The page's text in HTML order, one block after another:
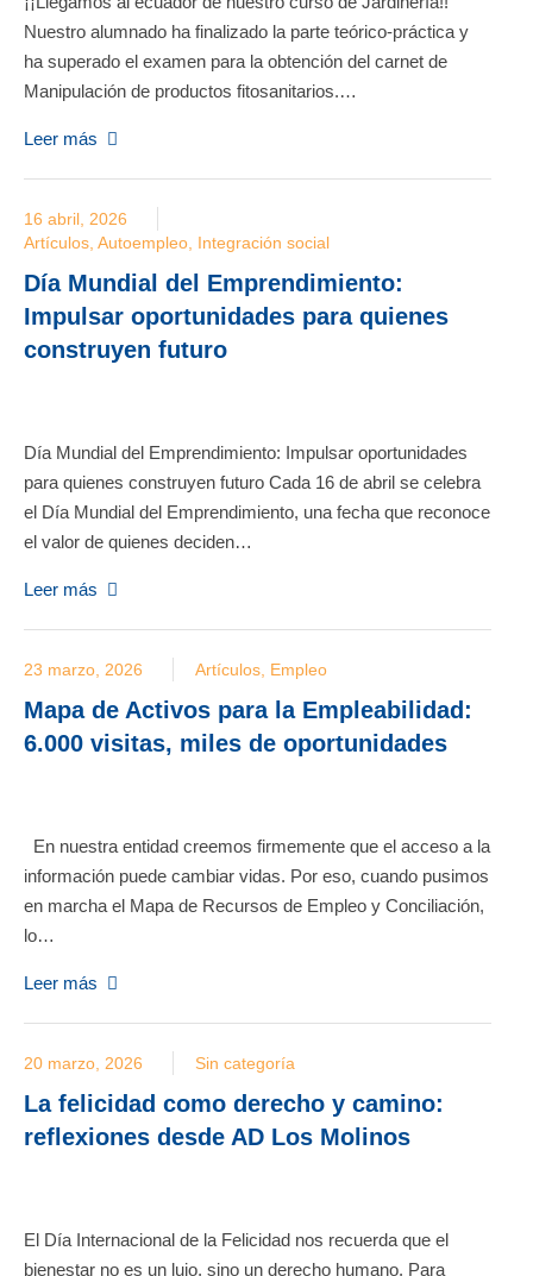
Nuestro alumnado ha finalizado la parte teórico-práctica y
ha superado el examen para la obtención del carnet de
Manipulación de productos fitosanitarios.…
Leer más
16 abril, 2026
Artículos, Autoempleo, Integración social
Día Mundial del Emprendimiento:
Impulsar oportunidades para quienes
construyen futuro
Día Mundial del Emprendimiento: Impulsar oportunidades
para quienes construyen futuro Cada 16 de abril se celebra
el Día Mundial del Emprendimiento, una fecha que reconoce
el valor de quienes deciden…
Leer más
23 marzo, 2026 Artículos, Empleo
Mapa de Activos para la Empleabilidad:
6.000 visitas, miles de oportunidades
En nuestra entidad creemos firmemente que el acceso a la
información puede cambiar vidas. Por eso, cuando pusimos
en marcha el Mapa de Recursos de Empleo y Conciliación,
lo…
Leer más
20 marzo, 2026 Sin categoría
La felicidad como derecho y camino:
reflexiones desde AD Los Molinos
El Día Internacional de la Felicidad nos recuerda que el
bienestar no es un lujo, sino un derecho humano. Para